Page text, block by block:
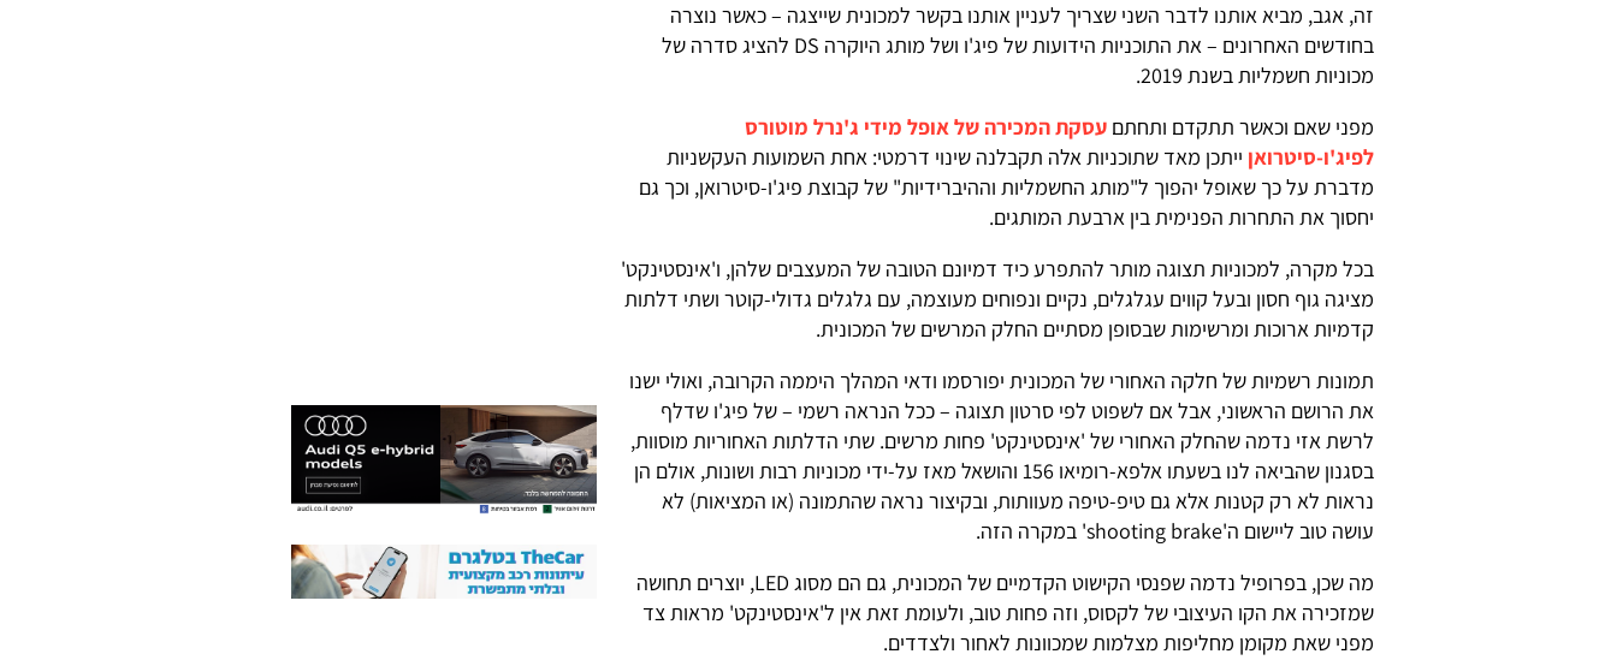
זה, אגב, מביא אותנו לדבר השני שצריך לעניין אותנו בקשר למכונית שייצגה – כאשר נוצרה
בחודשים האחרונים – את התוכניות הידועות של פיג'ו ושל מותג היוקרה DS להציג סדרה של
מכוניות חשמליות בשנת 2019.
מפני שאם וכאשר תתקדם ותחתם עסקת המכירה של אופל מידי ג'נרל מוטורס
לפיג'ו-סיטרואן ייתכן מאד שתוכניות אלה תקבלנה שינוי דרמטי: אחת השמועות העקשניות
מדברת על כך שאופל יהפוך ל"מותג החשמליות וההיברידיות" של קבוצת פיג'ו-סיטרואן, וכך גם
יחסוך את התחרות הפנימית בין ארבעת המותגים.
בכל מקרה, למכוניות תצוגה מותר להתפרע כיד דמיונם הטובה של המעצבים שלהן, ו'אינסטינקט'
מציגה גוף חסון ובעל קווים עגלגלים, נקיים ונפוחים מעוצמה, עם גלגלים גדולי-קוטר ושתי דלתות
קדמיות ארוכות ומרשימות שבסופן מסתיים החלק המרשים של המכונית.
תמונות רשמיות של חלקה האחורי של המכונית יפורסמו ודאי המהלך היממה הקרובה, ואולי ישנו
את הרושם הראשוני, אבל אם לשפוט לפי סרטון תצוגה – ככל הנראה רשמי – של פיג'ו שדלף
לרשת אזי נדמה שהחלק האחורי של 'אינסטינקט' פחות מרשים. שתי הדלתות האחוריות מוסוות,
בסגנון שהביאה לנו בשעתו אלפא-רומיאו 156 והושאל מאז על-ידי מכוניות רבות ושונות, אולם הן
נראות לא רק קטנות אלא גם טיפ-טיפה מעוותות, ובקיצור נראה שהתמונה (או המציאות) לא
עושה טוב ליישום ה'shooting brake' במקרה הזה.
מה שכן, בפרופיל נדמה שפנסי הקישוט הקדמיים של המכונית, גם הם מסוג LED, יוצרים תחושה
שמזכירה את הקו העיצובי של לקסוס, וזה פחות טוב, ולעומת זאת אין ל'אינסטינקט' מראות צד
מפני שאת מקומן מחליפות מצלמות שמכוונות לאחור ולצדדים.